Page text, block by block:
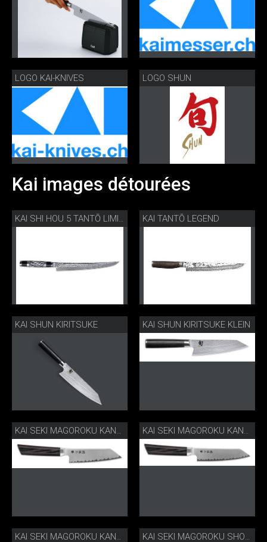
LOGO KAI-KNIVES LOGO SHUN
Kai images détourées
KAI SHI HOU 5 TANTŌ LIMITED KAI TANTŌ LEGEND
KAI SHUN KIRITSUKE KAI SHUN KIRITSUKE KLEIN
KAI SEKI MAGOROKU KANAME 12 CM KAI SEKI MAGOROKU KANAME 15 CM